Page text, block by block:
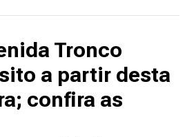
Tronco
a partir desta
confira as